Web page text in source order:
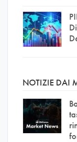
NOTIZIE DAI